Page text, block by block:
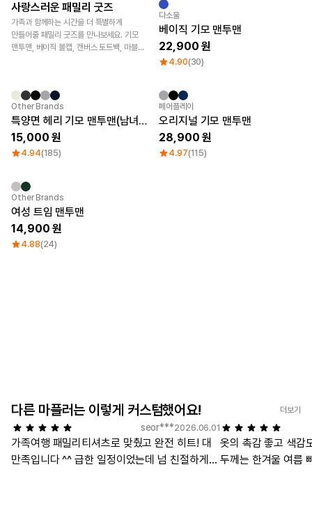
굿즈 제작 꿀팁
사랑스러운 패밀리 굿즈
가족과 함께하는 시간을 더 특별하게
만들어줄 패밀리 굿즈를 만나보세요. 기모
맨투맨, 베이직 볼캡, 캔버스 토트백, 마블
다소울
베이직 기모 맨투맨
22,900
4.90(30)
Other Brands
특양면 헤리 기모 맨투맨(남녀공용)
15,000
4.94(185)
페어플레이
오리지널 기모 맨투맨
28,900
4.97(115)
Other Brands
여성 트임 맨투맨
14,900
4.88(24)
다른 마플러는 이렇게 커스텀했어요! 더보기
seor***2026.06.01
가족여행 패밀리티셔츠로 맞췄고 완전 히트! 대
만족입니다 ^^ 급한 일정이었는데 넘 친절하게
옷의 촉감 좋고 색감
두께는 한겨울 여름